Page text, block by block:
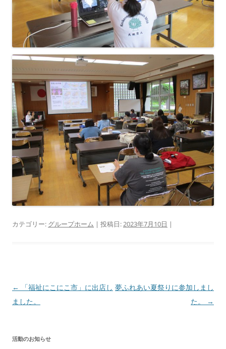
カテゴリー: グループホーム | 投稿日:2023年7月10日 |
投
稿
ゲ
←
「福祉にこにこ市」に出店し
ました。
夢ふれあい夏祭りに参加しまし
た。
→
活動のお知らせ